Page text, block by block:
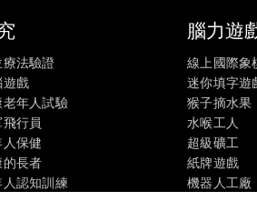
療法驗證
遊戲
老年人試驗
行員
人保健
的長者
人認知訓練
腦力遊
線上國際象
迷你填字遊
猴子摘水果
水喉工人
超級礦工
紙牌遊戲
機器人工廠